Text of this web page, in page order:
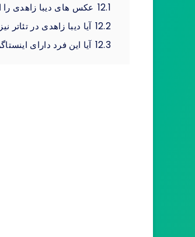
12.1 عکس های دیبا زاهدی را
12.2 آیا دیبا زاهدی در
12.3 آیا این فرد دارای